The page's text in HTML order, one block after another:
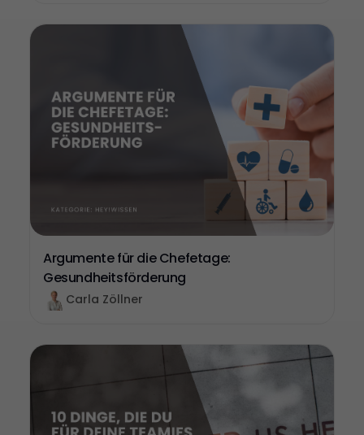
Argumente für die Chefetage:
Gesundheitsförderung
Carla Zöllner